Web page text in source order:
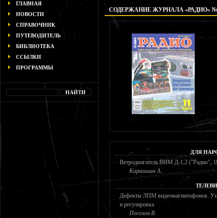
ГЛАВНАЯ
НОВОСТИ
СПРАВОЧНИК
ПУТЕВОДИТЕЛЬ
БИБЛИОТЕКА
ССЫЛКИ
ПРОГРАММЫ
СОДЕРЖАНИЕ ЖУРНАЛА «РАДИО» №
ДЛЯ
Ветродвигатель ВИМ Д-1,2 ("Радио",
Кармишин А.
Дефекты ЛПМ видеомагнитофонов.
и регулировка
Посохов В.